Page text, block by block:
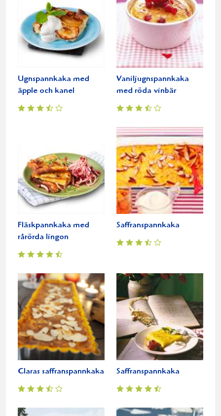
Ugnspannkaka med
äpple och kanel
Vaniljugnspannkaka
med röda vinbär
Fläskpannkaka med
rårörda lingon
Saffranspannkaka
Claras saffranspannkaka Saffranspannkaka